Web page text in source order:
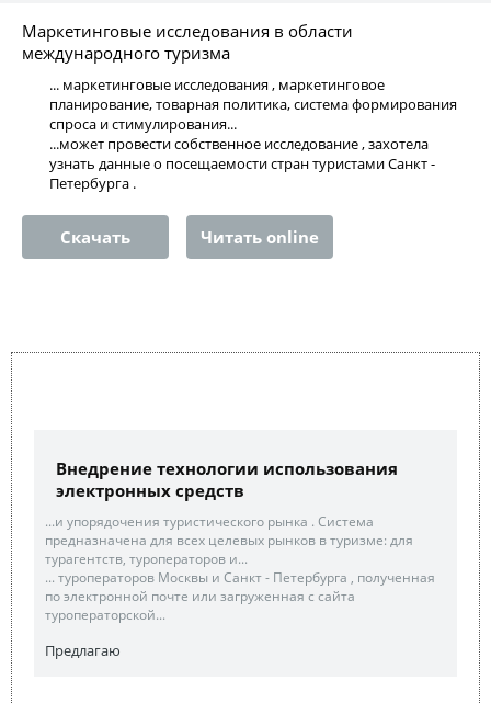
Маркетинговые исследования в области
международного туризма
... маркетинговые исследования , маркетинговое
планирование, товарная политика, система формирования
спроса и стимулирования...
...может провести собственное исследование , захотела
узнать данные о посещаемости стран туристами Санкт -
Петербурга .
Скачать Читать online
Внедрение технологии использования
электронных средств
...и упорядочения туристического рынка . Система
предназначена для всех целевых рынков в туризме: для
турагентств, туроператоров и...
... туроператоров Москвы и Санкт - Петербурга , полученная
по электронной почте или загруженная с сайта
туроператорской...
Предлагаю